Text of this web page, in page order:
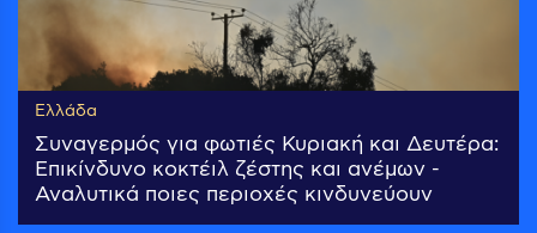
Ελλάδα
Συναγερμός για φωτιές Κυριακή και Δευτέρα:
Επικίνδυνο κοκτέιλ ζέστης και ανέμων -
Αναλυτικά ποιες περιοχές κινδυνεύουν